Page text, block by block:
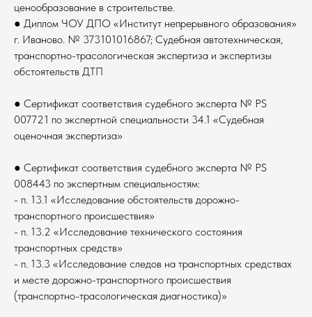
ценообразование в строительстве.
● Диплом ЧОУ ДПО «Институт непрерывного образования»
г. Иваново. № 373101016867; Судебная автотехническая,
транспортно-трасологическая экспертиза и экспертизы
обстоятельств ДТП
● Сертификат соответствия судебного эксперта № PS
007721 по экспертной специальности 34.1 «Судебная
оценочная экспертиза»
● Сертификат соответствия судебного эксперта № PS
008443 по экспертным специальностям:
- п. 13.1 «Исследование обстоятельств дорожно-
транспортного происшествия»
- п. 13.2 «Исследование технического состояния
транспортных средств»
- п. 13.3 «Исследование следов на транспортных средствах
и месте дорожно-транспортного происшествия
(транспортно-трасологическая диагностика)»